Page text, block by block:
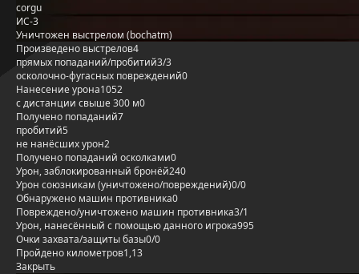
corgu
ИС-3
Уничтожен выстрелом (bochatm)
Произведено выстрелов4
прямых попаданий/пробитий3/3
осколочно-фугасных повреждений0
Нанесение урона1052
с дистанции свыше 300 м0
Получено попаданий7
пробитий5
не нанёсших урон2
Получено попаданий осколками0
Урон, заблокированный бронёй240
Урон союзникам (уничтожено/повреждений)0/0
Обнаружено машин противника0
Повреждено/уничтожено машин противника3/1
Урон, нанесённый с помощью данного игрока995
Очки захвата/защиты базы0/0
Пройдено километров1,13
Закрыть